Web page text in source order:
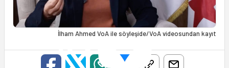
İlham Ahmed VoA ile söyleşide/VoA videosundan kayıt